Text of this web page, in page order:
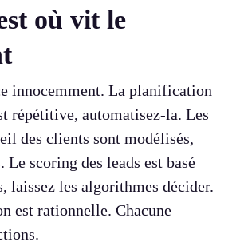
où vit le
innocemment. La planification
répétitive, automatisez-la. Les
des clients sont modélisés,
Le scoring des leads est basé
laissez les algorithmes décider.
est rationnelle. Chacune